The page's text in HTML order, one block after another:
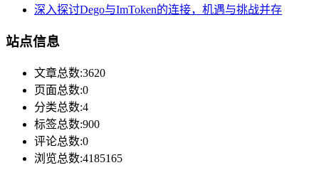
深入探讨Dego与ImToken的连接，机遇与挑战并存
站点信息
文章总数:3620
页面总数:0
分类总数:4
标签总数:900
评论总数:0
浏览总数:4185165